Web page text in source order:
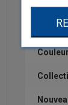
Qualité